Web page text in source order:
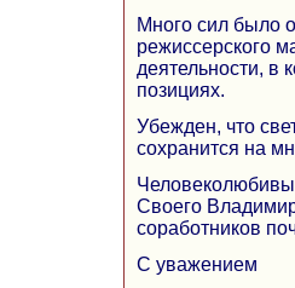
Много сил было
режиссерского
деятельности, в
позициях.
Убежден, что
сохранится на
Своего
соработников
С уважением